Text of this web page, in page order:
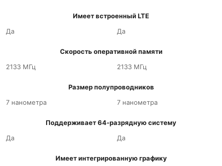
Имеет встроенный LTE
Да
Да
Скорость оперативной памяти
2133 МГц
2133 МГц
Размер полупроводников
7 нанометра
7 нанометра
Поддерживает 64-разрядную систему
Да
Да
Имеет интегрированную графику